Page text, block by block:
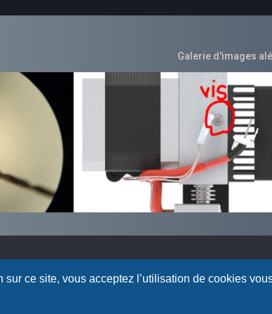
sur ce site, vous acceptez l’utilisation de cookies
Galerie d'images